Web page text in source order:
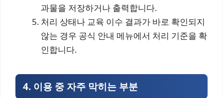
과물을 저장하거나 출력합니다.
처리 상태나 교육 이수 결과가 바로 확인되지
않는 경우 공식 안내 메뉴에서 처리 기준을 확
인합니다.
4. 이용 중 자주 막히는 부분